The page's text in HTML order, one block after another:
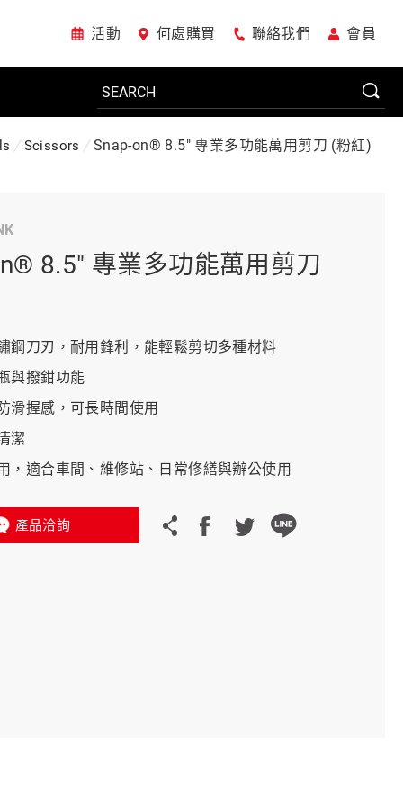
活動 何處購買 聯絡我們 會員
美國JohnBean設備
Scissors Snap-on® 8.5" 專業多功能萬用剪刀 (粉紅)
8.5" 專業多功能萬用剪刀
鋼刀刃，耐用鋒利，能輕鬆剪切多種材料
與撥鉗功能
滑握感，可長時間使用
潔
，適合車間、維修站、日常修繕與辦公使用
產品洽詢